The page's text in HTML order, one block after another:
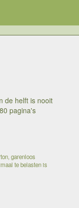
de helft is nooit
pagina's
garenloos
te belasten is